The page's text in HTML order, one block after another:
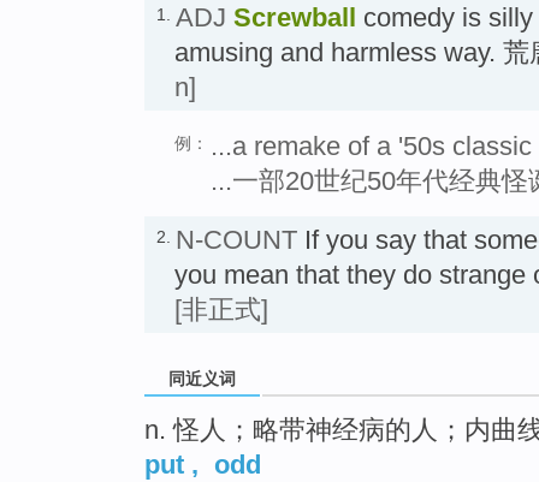
1. ADJ Screwball comedy is
amusing and harmless way.
n]
例：
...a remake of a '50s
...一部20世纪50年代经典
2. N-COUNT If you say that
you mean that they do strange
[非正式]
同近义词
n. 怪人；略带神经病的人；内曲
put , odd